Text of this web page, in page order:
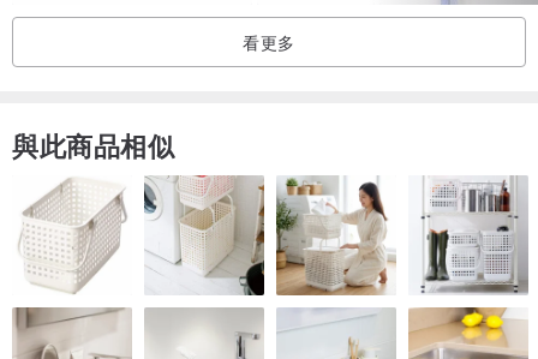
● 外殼：耐衝擊的硬塑料（PC：聚碳酸酯）
● 平均重量：35~40克（視乎手機型號而定）
◎雙層防摔手機殼 設計特點
● 通過２公尺（6.6英尺）美國軍規防摔測試 (MIL-STD-810H
METHOD 516.8)
● 耐用、堅固、減震
● 四邊全面保護，保護手機周圍的所有部分
看更多
與此商品相似